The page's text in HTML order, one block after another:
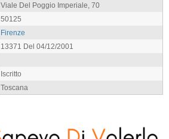
Viale Del Poggio Imperiale, 70
50125
Firenze
13371 Del 04/12/2001
Iscritto
Toscana